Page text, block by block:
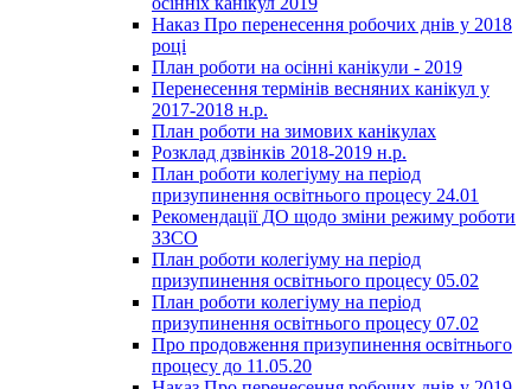
Наказ Про перенесення робочих днів у 2018
році
План роботи на осінні канікули - 2019
Перенесення термінів весняних канікул у
2017-2018 н.р.
План роботи на зимових канікулах
Розклад дзвінків 2018-2019 н.р.
План роботи колегіуму на період
призупинення освітнього процесу 24.01
Рекомендації ДО щодо зміни режиму роботи
ЗЗСО
План роботи колегіуму на період
призупинення освітнього процесу 05.02
План роботи колегіуму на період
призупинення освітнього процесу 07.02
Про продовження призупинення освітнього
процесу до 11.05.20